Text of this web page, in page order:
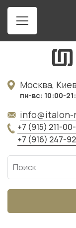
Москва,
пн-вс: 10:00-
info@italon-
+7 (915) 211-
+7 (916) 247-